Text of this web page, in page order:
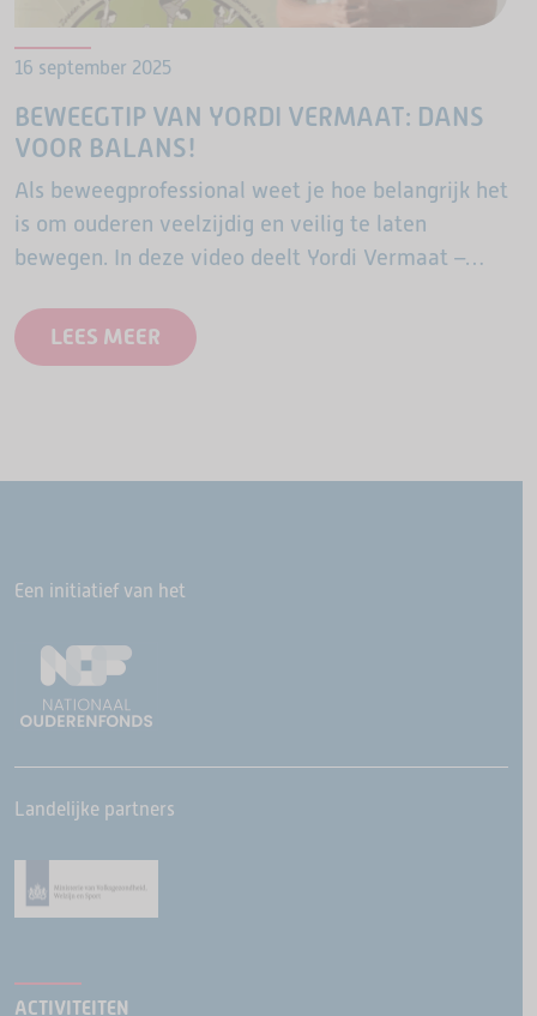
16 september 2025
BEWEEGTIP VAN YORDI VERMAAT: DANS
VOOR BALANS!
Als beweegprofessional weet je hoe belangrijk het
is om ouderen veelzijdig en veilig te laten
bewegen. In deze video deelt Yordi Vermaat –
praktijkvideo’s – een…
LEES MEER
Een initiatief van het
Landelijke partners
ACTIVITEITEN